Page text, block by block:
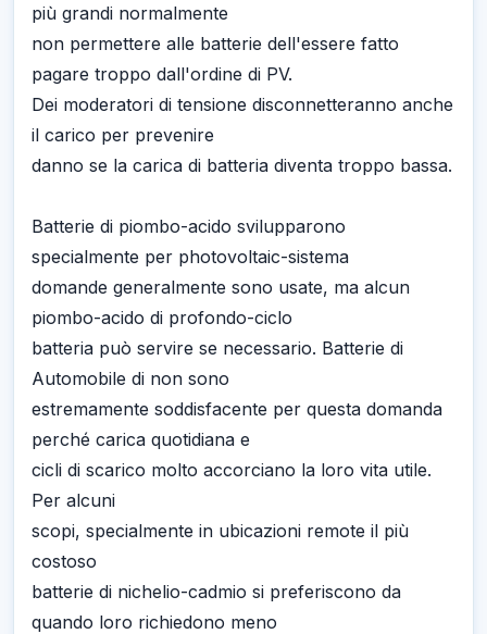
più grandi normalmente
non permettere alle batterie dell'essere fatto
pagare troppo dall'ordine di PV.
Dei moderatori di tensione disconnetteranno anche
il carico per prevenire
danno se la carica di batteria diventa troppo bassa.
Batterie di piombo-acido svilupparono
specialmente per photovoltaic-sistema
domande generalmente sono usate, ma alcun
piombo-acido di profondo-ciclo
batteria può servire se necessario. Batterie di
Automobile di non sono
estremamente soddisfacente per questa domanda
perché carica quotidiana e
cicli di scarico molto accorciano la loro vita utile.
Per alcuni
scopi, specialmente in ubicazioni remote il più
costoso
batterie di nichelio-cadmio si preferiscono da
quando loro richiedono meno